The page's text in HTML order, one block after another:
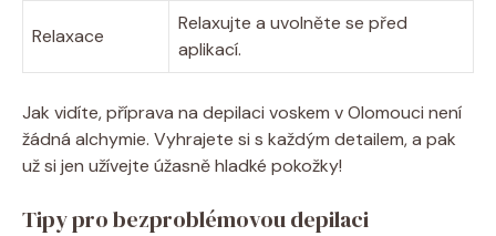
Relaxace
Relaxujte a uvolněte se před
aplikací.
Jak vidíte, příprava na depilaci voskem v Olomouci není
žádná alchymie. Vyhrajete si s každým detailem, a pak
už si jen užívejte úžasně hladké pokožky!
Tipy pro bezproblémovou depilaci